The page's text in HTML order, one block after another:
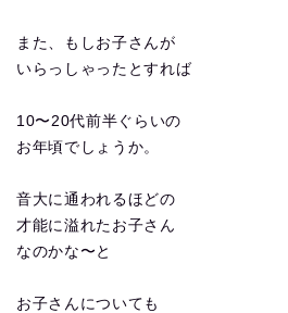
また、もしお子さんが
いらっしゃったとすれば
10〜20代前半ぐらいの
お年頃でしょうか。
音大に通われるほどの
才能に溢れたお子さん
なのかな〜と
お子さんについても